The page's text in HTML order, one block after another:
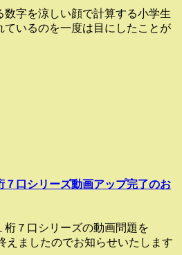
数字を涼しい顔で計算する小学生
ているのを一度は目にしたことが
７口シリーズ動画アップ完了のお
桁７口シリーズの動画問題を
えましたのでお知らせいたします